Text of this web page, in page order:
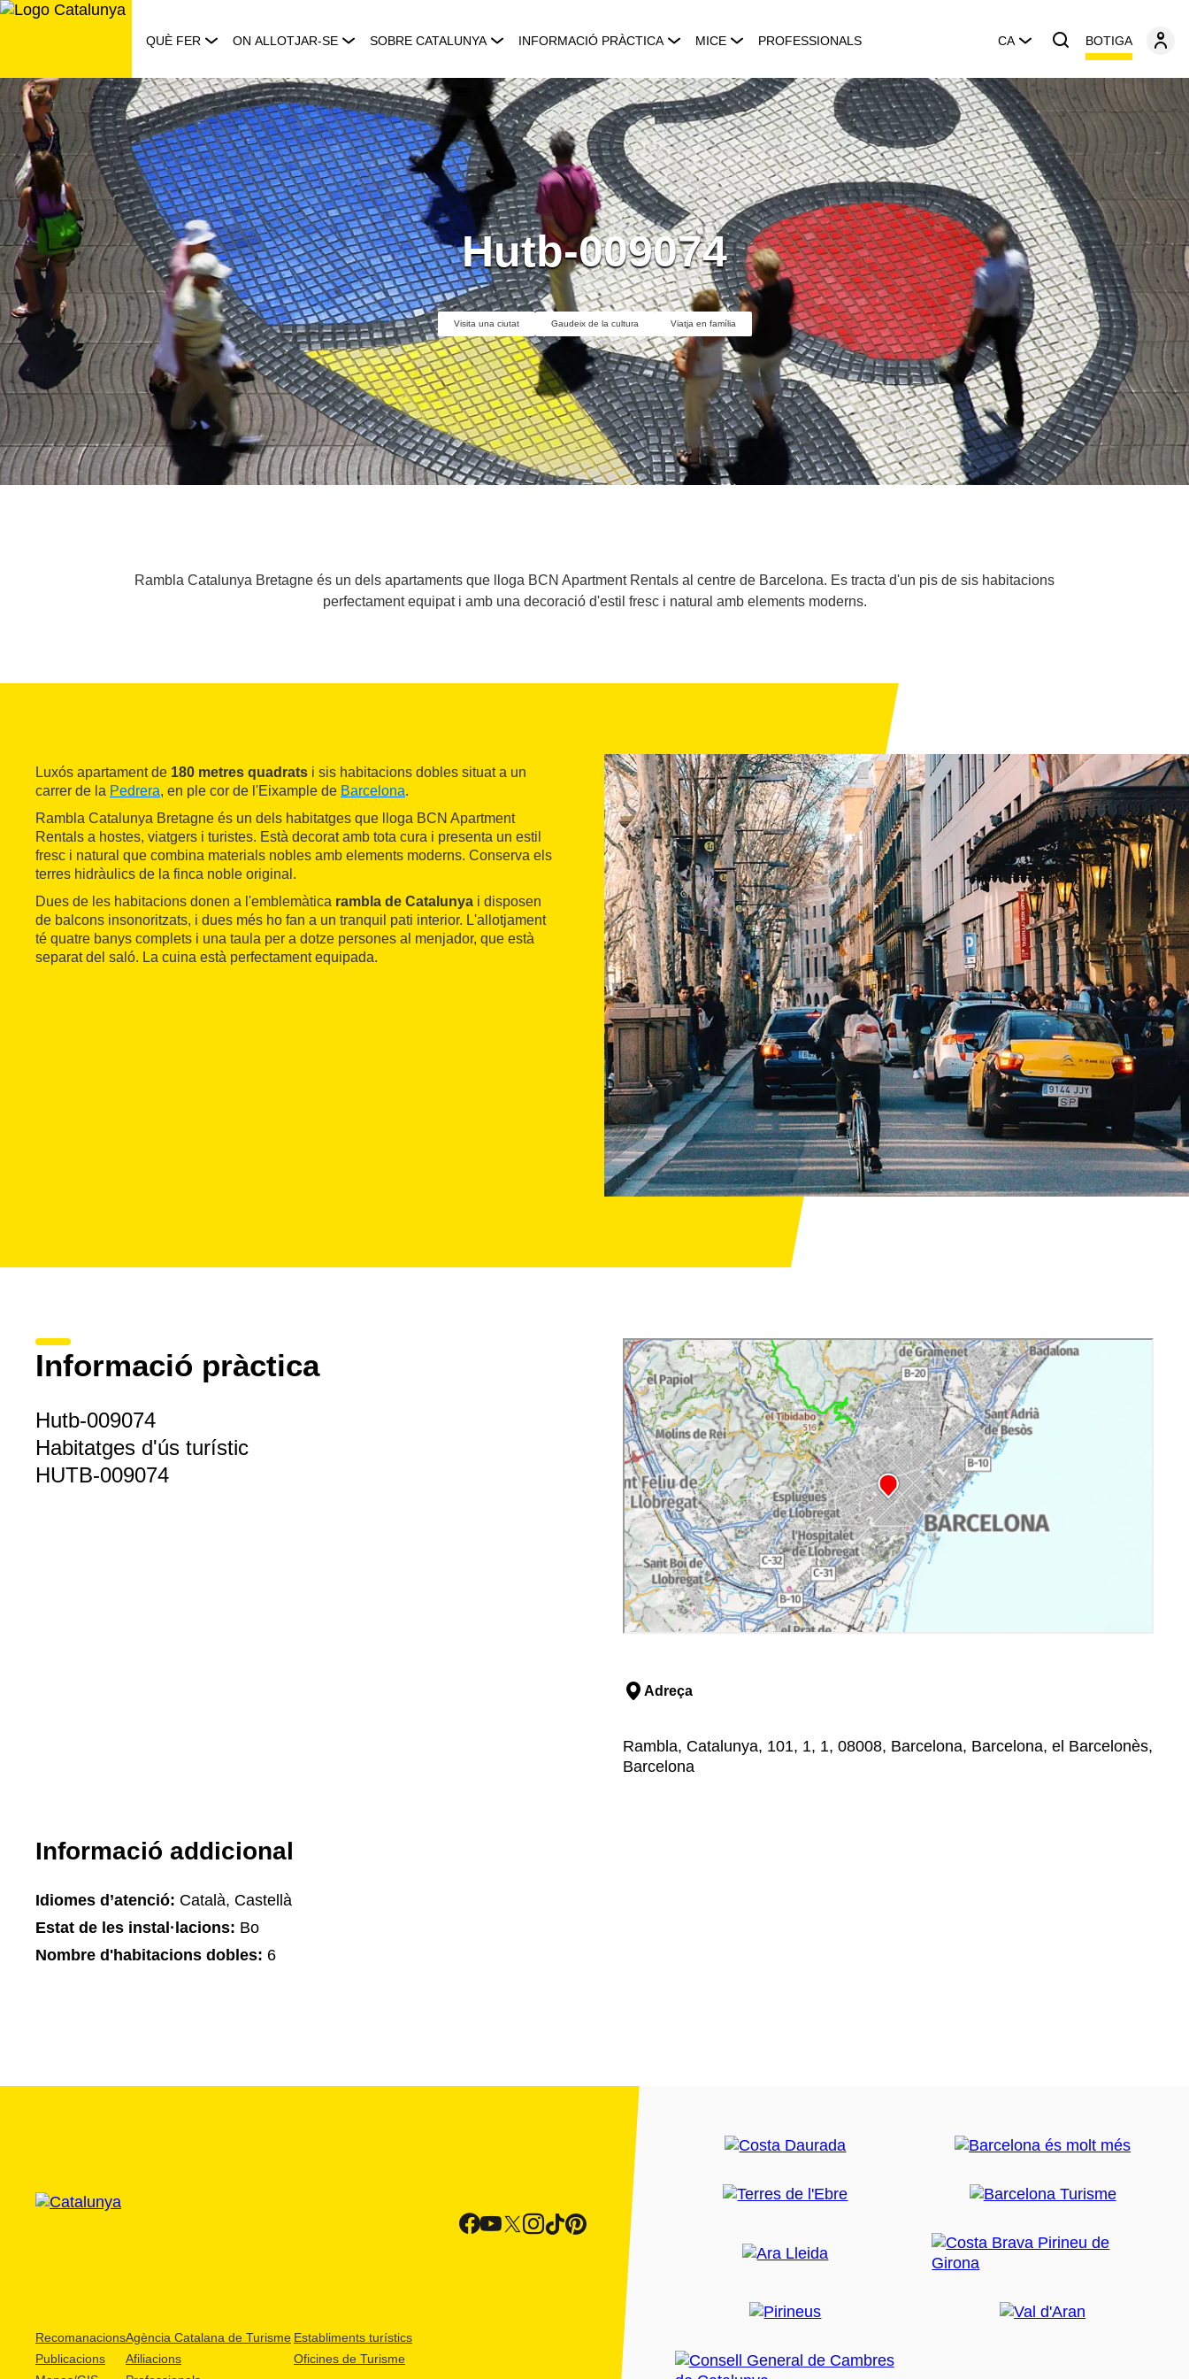
Saltar
QUÈ FER ON ALLOTJAR-SE SOBRE CATALUNYA INFORMACIÓ PRÀCTICA MICE PROFESSIONALS CA BOTIGA
Hutb-009074
Visita una ciutat Gaudeix de la cultura Viatja en família
Rambla Catalunya Bretagne és un dels apartaments que lloga BCN Apartment Rentals al centre de Barcelona. Es tracta d'un pis de sis habitacions
perfectament equipat i amb una decoració d'estil fresc i natural amb elements moderns.
Luxós apartament de 180 metres quadrats i sis habitacions dobles situat a un
carrer de la Pedrera, en ple cor de l'Eixample de Barcelona.
Rambla Catalunya Bretagne és un dels habitatges que lloga BCN Apartment
Rentals a hostes, viatgers i turistes. Està decorat amb tota cura i presenta un estil
fresc i natural que combina materials nobles amb elements moderns. Conserva els
terres hidràulics de la finca noble original.
Dues de les habitacions donen a l'emblemàtica rambla de Catalunya i disposen
de balcons insonoritzats, i dues més ho fan a un tranquil pati interior. L'allotjament
té quatre banys complets i una taula per a dotze persones al menjador, que està
separat del saló. La cuina està perfectament equipada.
Informació pràctica
Hutb-009074
Habitatges d'ús turístic
HUTB-009074
Adreça
Rambla, Catalunya, 101, 1, 1, 08008, Barcelona, Barcelona, el Barcelonès,
Barcelona
Informació addicional
Idiomes d’atenció: Català, Castellà
Estat de les instal·lacions: Bo
Nombre d'habitacions dobles: 6
Recomanacions
Publicacions
Agència Catalana de Turisme
Afiliacions
Establiments turístics
Oficines de Turisme